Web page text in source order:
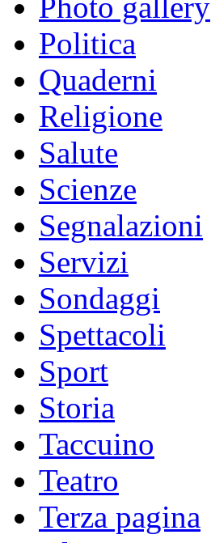
Politica
Quaderni
Religione
Salute
Scienze
Segnalazioni
Servizi
Sondaggi
Spettacoli
Sport
Storia
Taccuino
Teatro
Terza pagina